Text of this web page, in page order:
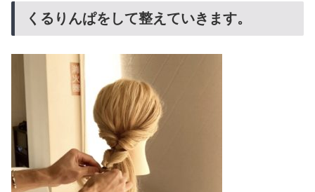
くるりんぱをして整えていきます。